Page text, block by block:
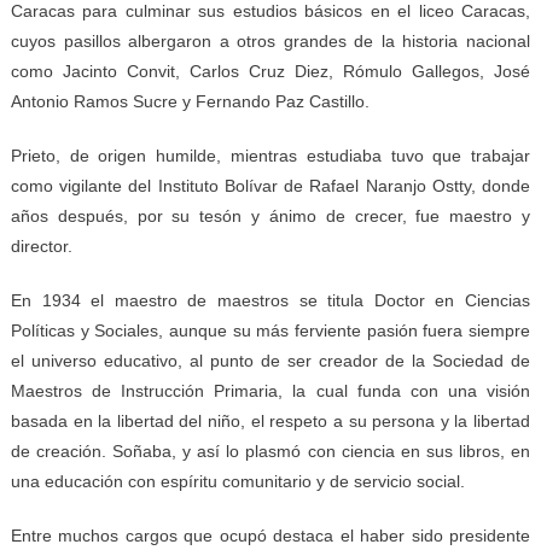
Caracas para culminar sus estudios básicos en el liceo Caracas,
cuyos pasillos albergaron a otros grandes de la historia nacional
como Jacinto Convit, Carlos Cruz Diez, Rómulo Gallegos, José
Antonio Ramos Sucre y Fernando Paz Castillo.
Prieto, de origen humilde, mientras estudiaba tuvo que trabajar
como vigilante del Instituto Bolívar de Rafael Naranjo Ostty, donde
años después, por su tesón y ánimo de crecer, fue maestro y
director.
En 1934 el maestro de maestros se titula Doctor en Ciencias
Políticas y Sociales, aunque su más ferviente pasión fuera siempre
el universo educativo, al punto de ser creador de la Sociedad de
Maestros de Instrucción Primaria, la cual funda con una visión
basada en la libertad del niño, el respeto a su persona y la libertad
de creación. Soñaba, y así lo plasmó con ciencia en sus libros, en
una educación con espíritu comunitario y de servicio social.
Entre muchos cargos que ocupó destaca el haber sido presidente